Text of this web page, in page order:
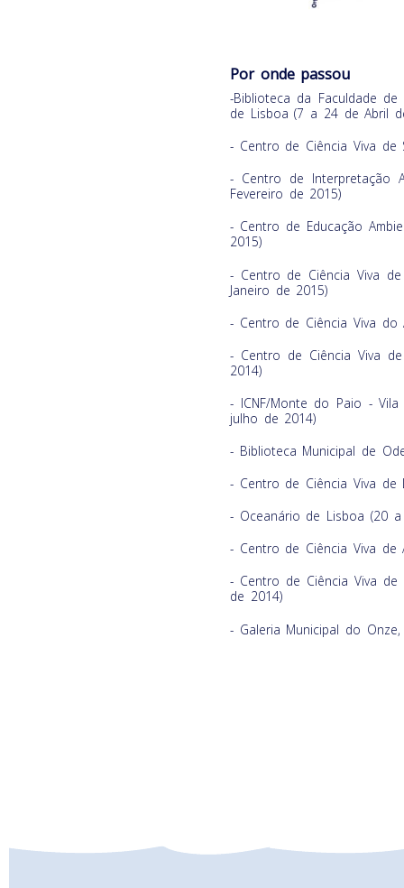
Por onde passou
-Biblioteca da Faculdade
de Lisboa (7 a 24 de Abril
- Centro de Ciência Viva
- Centro de Interpretação
Fevereiro de 2015)
- Centro de Educação
2015)
- Centro de Ciência Viva
Janeiro de 2015)
- Centro de Ciência Viva
- Centro de Ciência Viva
2014)
- ICNF/Monte do Paio -
julho de 2014)
- Biblioteca Municipal de
- Centro de Ciência Viva
- Oceanário de Lisboa (20
- Centro de Ciência Viva de
- Centro de Ciência Viva
de 2014)
- Galeria Municipal do